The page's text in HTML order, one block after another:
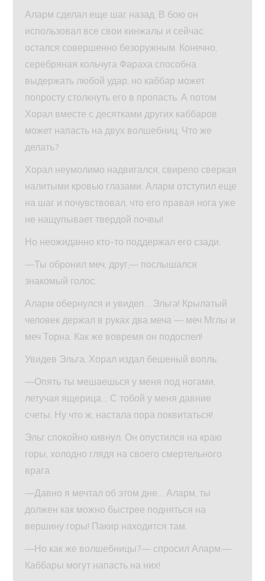
Аларм сделал еще шаг назад. В бою он
использовал все свои кинжалы и сейчас
остался совершенно безоружным. Конечно,
серебряная кольчуга Фараха способна
выдержать любой удар, но каббар может
попросту столкнуть его в пропасть. А потом
Хорал вместе с десятками других каббаров
может напасть на двух волшебниц. Что же
делать?
Хорал неумолимо надвигался, свирепо сверкая
налитыми кровью глазами. Аларм отступил еще
на шаг и почувствовал, что его правая нога уже
не нащупывает твердой почвы!
Но неожиданно кто-то поддержал его сзади.
—Ты обронил меч, друг,— послышался
знакомый голос.
Аларм обернулся и увидел… Эльга! Крылатый
человек держал в руках два меча — меч Мглы и
меч Торна. Как же вовремя он подоспел!
Увидев Эльга, Хорал издал бешеный вопль:
—Опять ты мешаешься у меня под ногами,
летучая ящерица… С тобой у меня давние
счеты. Ну что ж, настала пора поквитаться!
Эльг спокойно кивнул. Он опустился на краю
горы, холодно глядя на своего смертельного
врага.
—Давно я мечтал об этом дне… Аларм, ты
должен как можно быстрее подняться на
вершину горы! Пакир находится там.
—Но как же волшебницы?— спросил Аларм.—
Каббары могут напасть на них!